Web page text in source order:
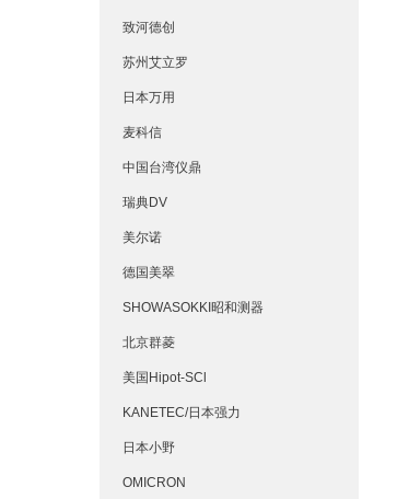
致河德创
苏州艾立罗
日本万用
麦科信
中国台湾仪鼎
瑞典DV
美尔诺
德国美翠
SHOWASOKKI昭和测器
北京群菱
美国Hipot-SCl
KANETEC/日本强力
日本小野
OMICRON